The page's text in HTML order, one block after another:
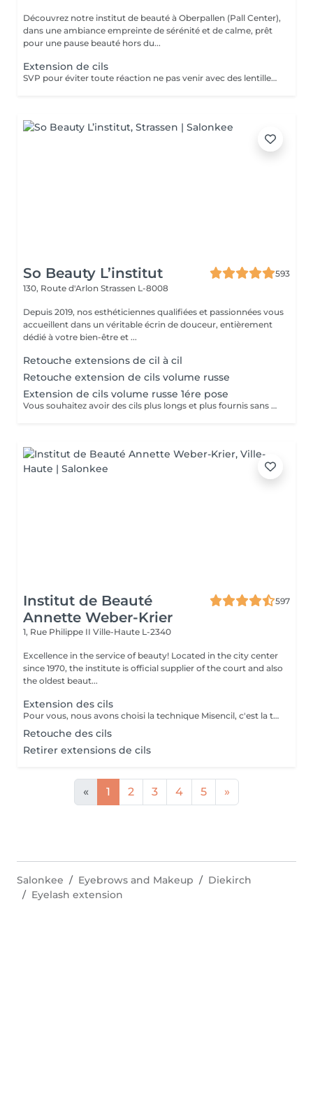
Découvrez notre institut de beauté à Oberpallen (Pall Center),
dans une ambiance empreinte de sérénité et de calme, prêt
pour une pause beauté hors du...
Extension de cils
SVP pour éviter toute réaction ne pas venir avec des lentilles de contact ou prévoir le nécessaire pour les retirer avant la prestation
So Beauty L’institut
593
130, Route d'Arlon Strassen L-8008
Depuis 2019, nos esthéticiennes qualifiées et passionnées vous
accueillent dans un véritable écrin de douceur, entièrement
dédié à votre bien-être et ...
Retouche extensions de cil à cil
Retouche extension de cils volume russe
Extension de cils volume russe 1ére pose
Vous souhaitez avoir des cils plus longs et plus fournis sans avoir à vous maquiller tous les jours? Alors les extensions sont la réponse à vos envies! Le volume russe c'est la pose de petits bouquets de cils très légers et fait manuellement pour gagner en volume et en densité. Nous adaptons la pose en fonction de vos yeux et de vos souhaits. Résultat naturel ou plus sophistiqué? Tout est possible, et nos lashartist sauront vous conseiller sur ce qui est le plus adapté pour vous!
Institut de Beauté
Annette Weber-Krier
597
1, Rue Philippe II Ville-Haute L-2340
Excellence in the service of beauty! Located in the city center
since 1970, the institute is official supplier of the court and also
the oldest beaut...
Extension des cils
Pour vous, nous avons choisi la technique Misencil, c'est la technique avec des valeurs sûres pour sublimer votre regard. Ensemble avec vous, nos techniciennes formes cette technique vont décider quelle pose vous faire. Que ce soit une pose de découverte, avec quelques cils posés sur les cils extérieurs ou une pose complète de star, avec laquelle vous serez éblouissante ! Ou encore une pose de volume russe pour les plus audacieuses ! Parce que vos yeux, c'est précieux ! Les avantages de Misencil: La protection maximale des yeux: La technique Misencils exige l'application de patchs en-dessous et au-dessus de l'oeil pour votre confort. Le respect du cil naturel : une analyse indispensable afin de choisir les bons cils. Des extensions synthétiques, hypoallergéniques qui ne comportent aucun additif chimique, ni matière animale. Les cils Misencil sont souples et confortables. L'application cil à cil répond aux exigeances de toutes femmes ainsi qu'à leur sécurité.
Retouche des cils
Retirer extensions de cils
« 1 2 3 4 5 »
Salonkee Eyebrows and Makeup
Diekirch
Eyelash extension